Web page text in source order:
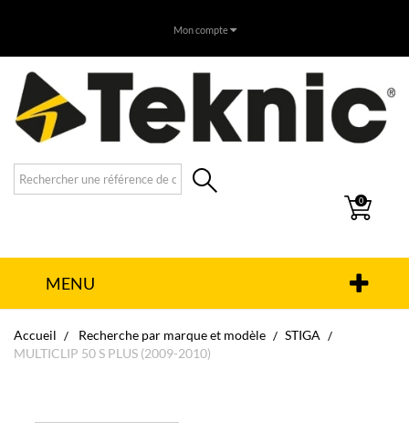
Mon compte
0
MENU
Accueil Recherche par marque et modèle
STIGA
MULTICLIP 50 S PLUS (2009-2010)